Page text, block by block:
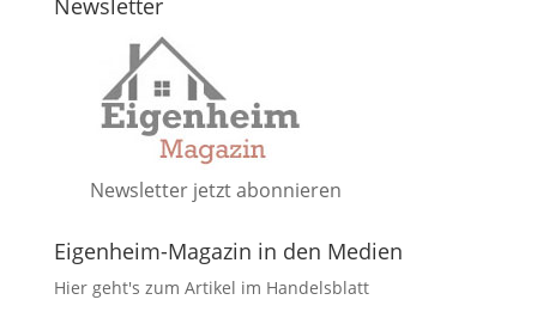
Newsletter
Newsletter jetzt abonnieren
Eigenheim-Magazin in den Medien
Hier geht's zum Artikel im Handelsblatt